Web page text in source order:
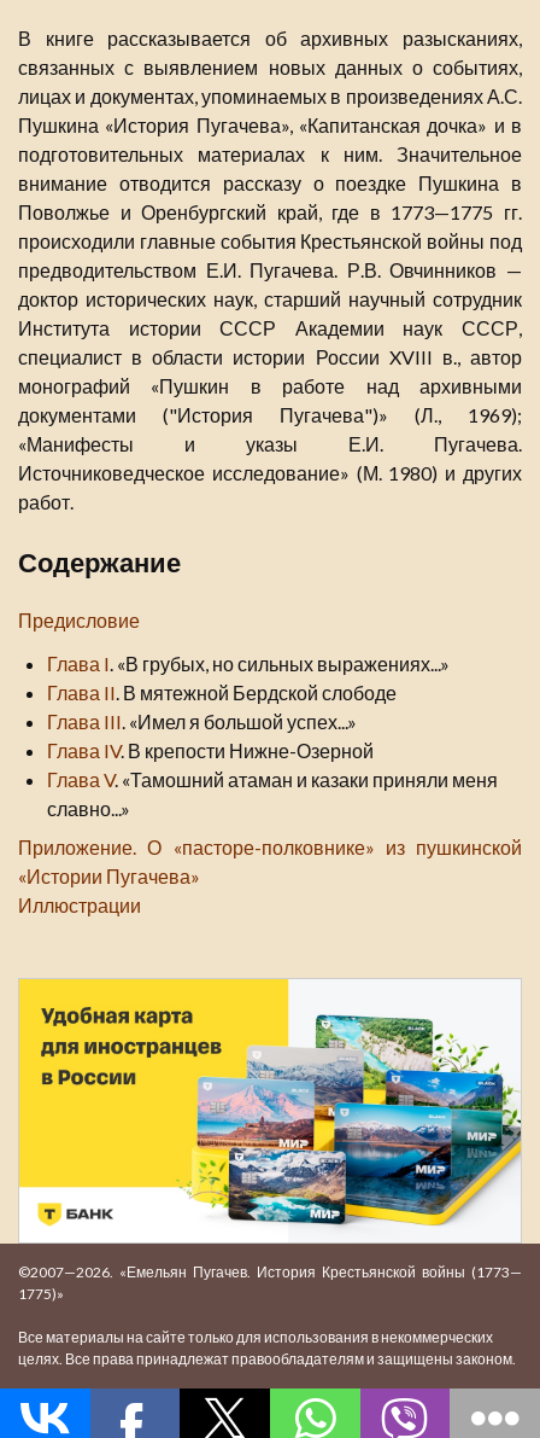
В книге рассказывается об архивных разысканиях,
связанных с выявлением новых данных о событиях,
лицах и документах, упоминаемых в произведениях А.С.
Пушкина «История Пугачева», «Капитанская дочка» и в
подготовительных материалах к ним. Значительное
внимание отводится рассказу о поездке Пушкина в
Поволжье и Оренбургский край, где в 1773—1775 гг.
происходили главные события Крестьянской войны под
предводительством Е.И. Пугачева. Р.В. Овчинников —
доктор исторических наук, старший научный сотрудник
Института истории СССР Академии наук СССР,
специалист в области истории России XVIII в., автор
монографий «Пушкин в работе над архивными
документами ("История Пугачева")» (Л., 1969);
«Манифесты и указы Е.И. Пугачева.
Источниковедческое исследование» (М. 1980) и других
работ.
Содержание
Предисловие
Глава I . «В грубых, но сильных выражениях...»
Глава II . В мятежной Бердской слободе
Глава III . «Имел я большой успех...»
Глава IV. В крепости Нижне-Озерной
Глава V. «Тамошний атаман и казаки приняли меня
славно...»
Приложение. О «пасторе-полковнике» из пушкинской
«Истории Пугачева»
Иллюстрации
©2007—2026. «Емельян Пугачев. История Крестьянской войны (1773—
1775)»
Все материалы на сайте только для использования в некоммерческих
целях. Все права принадлежат правообладателям и защищены законом.